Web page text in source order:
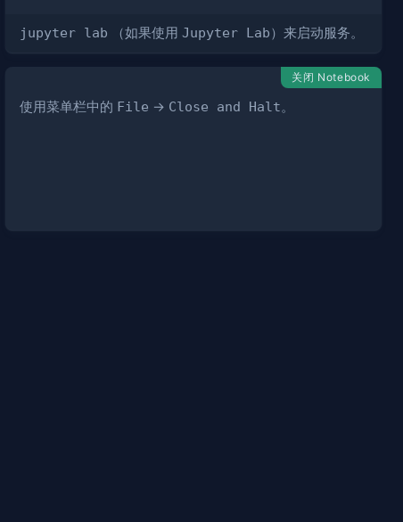
jupyter lab （如果使用Jupyter Lab）来启动服务。
关闭 Notebook
使用菜单栏中的 File -> Close and Halt。